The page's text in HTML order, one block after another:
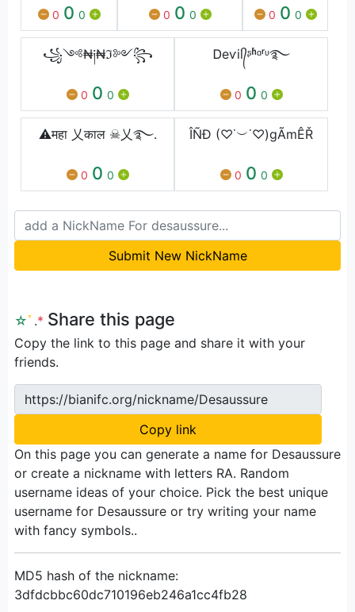
0 0 0 0 0 0 0 0 0
꧁༺₦༏₦ℑ༻꧂
0 0 0
Ꭰeѵil᭄ᶳʱᵅʳᶹ࿐
0 0 0
⚠महा 乂काल ☠乂࿐.
0 0 0
ÎÑĐ (♡˙︶˙♡)gÃmÊŘ
0 0 0
Submit New NickName
☆ﾟ .* Share this page
Copy the link to this page and share it with your
friends.
https://bianifc.org/nickname/Desaussure
Copy link
On this page you can generate a name for Desaussure
or create a nickname with letters RA. Random
username ideas of your choice. Pick the best unique
username for Desaussure or try writing your name
with fancy symbols..
MD5 hash of the nickname:
3dfdcbbc60dc710196eb246a1cc4fb28